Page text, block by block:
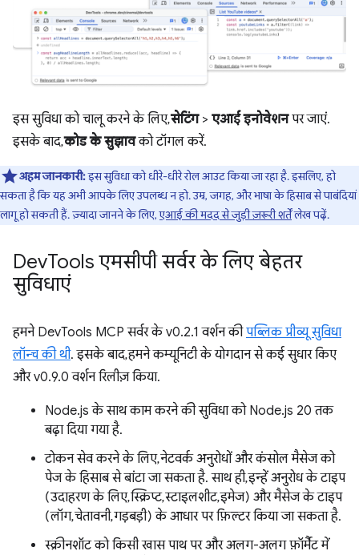
इस सुविधा को चालू करने के लिए,सेटिंग> एआई इनोवेशनपर जाएं.
इसके बाद,कोड के सुझावको टॉगल करें.
अहम जानकारी:इस सुविधा को धीरे-धीरे रोल आउट किया जा रहा है. इसलिए, हो
सकता है कि यह अभी आपके लिए उपलब्ध न हो. उम्र, जगह, और भाषा के हिसाब से पाबंदियां
लागू हो सकती हैं. ज़्यादा जानने के लिए,एआई की मदद से जुड़ी ज़रूरी शर्तेंलेख पढ़ें.
DevTools एमसीपी सर्वर के लिए बेहतर
सुविधाएं
हमने DevTools MCP सर्वर के v0.2.1 वर्शन कीपब्लिक प्रीव्यू सुविधा
लॉन्च की थी. इसके बाद, हमने कम्यूनिटी के योगदान से कई सुधार किए
और v0.9.0 वर्शन रिलीज़ किया.
Node.js के साथ काम करने की सुविधा को Node.js 20 तक
बढ़ा दिया गया है.
टोकन सेव करने के लिए, नेटवर्क अनुरोधों और कंसोल मैसेज को
पेज के हिसाब से बांटा जा सकता है. साथ ही, इन्हें अनुरोध के टाइप
(उदाहरण के लिए, स्क्रिप्ट, स्टाइलशीट, इमेज) और मैसेज के टाइप
(लॉग, चेतावनी, गड़बड़ी) के आधार पर फ़िल्टर किया जा सकता है.
स्क्रीनशॉट को किसी खास पाथ पर और अलग-अलग फ़ॉर्मैट में